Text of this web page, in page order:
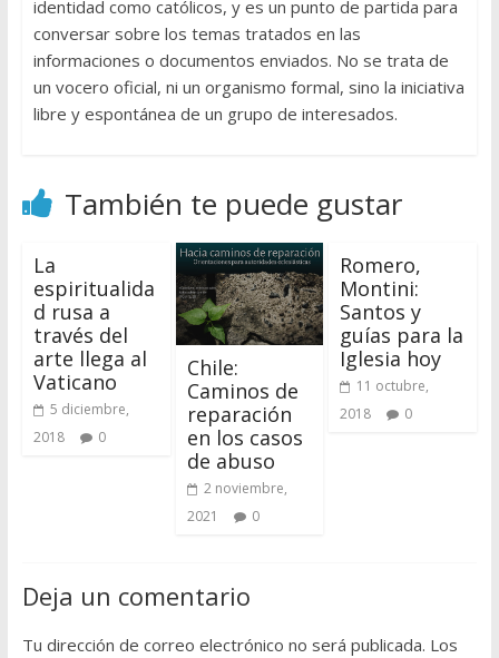
identidad como católicos, y es un punto de partida para
conversar sobre los temas tratados en las
informaciones o documentos enviados. No se trata de
un vocero oficial, ni un organismo formal, sino la iniciativa
libre y espontánea de un grupo de interesados.
También te puede gustar
La
espiritualida
d rusa a
través del
arte llega al
Vaticano
5 diciembre,
2018
0
Chile:
Caminos de
reparación
en los casos
de abuso
2 noviembre,
2021
0
Romero,
Montini:
Santos y
guías para la
Iglesia hoy
11 octubre,
2018
0
Deja un comentario
Tu dirección de correo electrónico no será publicada. Los